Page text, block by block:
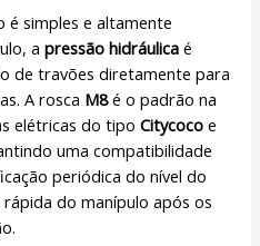
é simples e altamente
apressão hidráulica é
de travões diretamente para
A rosca M8é o padrão na
elétricas do tipoCitycoco e
uma compatibilidade
periódica do nível do
do manípulo após os